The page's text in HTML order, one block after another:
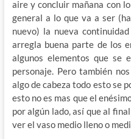
aire y concluir mañana con
general a lo que va a ser
nuevo) la nueva
arregla buena parte de los
algunos elementos que se
personaje. Pero también
algo de cabeza todo esto se
esto no es mas que el
por algún lado, así que al
ver el vaso medio lleno o